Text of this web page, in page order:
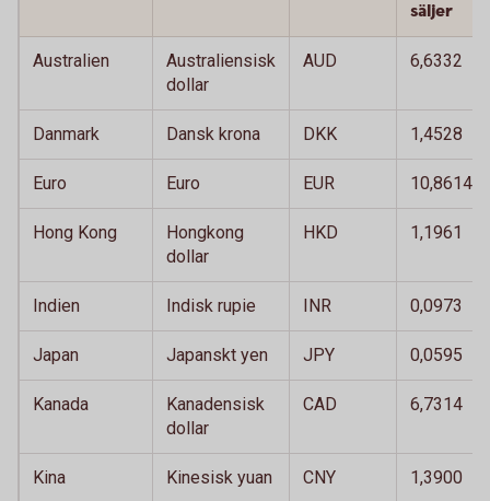
säljer
Australien
Australiensisk
dollar
AUD 6,6332
Danmark Dansk krona DKK 1,4528
Euro Euro EUR 10,8614
Hong Kong
Hongkong
dollar
HKD 1,1961
Indien Indisk rupie INR 0,0973
Japan Japanskt yen JPY 0,0595
Kanada
Kanadensisk
dollar
CAD 6,7314
Kina Kinesisk yuan CNY 1,3900